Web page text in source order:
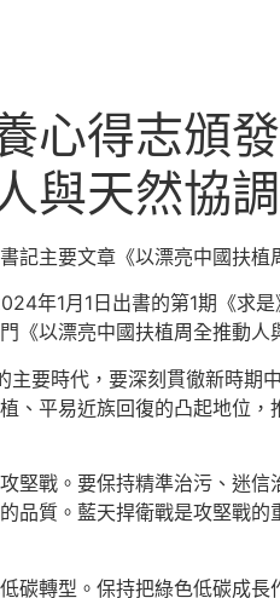
心得志頒
與天然協
記主要文章《以漂亮中國扶植
年1月1日出書的第1期《求
《以漂亮中國扶植周全推動人
要時代，要深刻貫徹新時期
、平易近族回復的凸起地位
堅戰。要保持精準治污、迷
品質。藍天捍衛戰是攻堅戰
碳轉型。保持把綠色低碳成